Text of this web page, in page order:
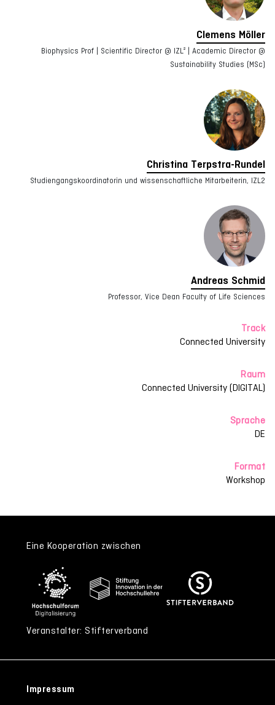
Clemens Möller
Biophysics Prof | Scientific Director @ IZL² | Academic Director @
Sustainability Studies (MSc)
Christina Terpstra-Rundel
Studiengangskoordinatorin und wissenschaftliche Mitarbeiterin, IZL2
Andreas Schmid
Professor, Vice Dean Faculty of Life Sciences
Track
Connected University
Raum
Connected University (DIGITAL)
Sprache
DE
Format
Workshop
Eine Kooperation zwischen
Veranstalter: Stifterverband
Impressum